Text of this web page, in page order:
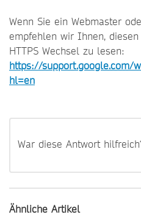
Wenn Sie ein Webmaster
empfehlen wir Ihnen,
HTTPS Wechsel zu lesen:
https://support.google.com/
hl=en
War diese Antwort
Ähnliche Artikel